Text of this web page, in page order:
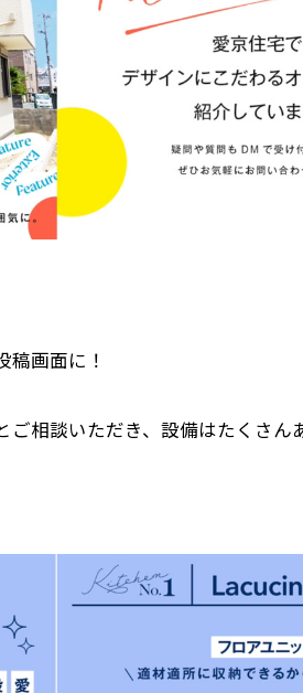
画面に！
相談いただき、設備はたくさん